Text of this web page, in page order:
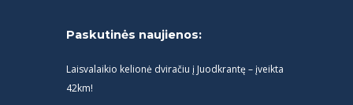
Paskutinės naujienos:
Laisvalaikio kelionė dviračiu į Juodkrantę – įveikta
42km!